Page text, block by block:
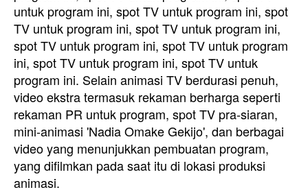
untuk program ini, spot TV untuk program ini, spot
TV untuk program ini, spot TV untuk program ini,
spot TV untuk program ini, spot TV untuk program
ini, spot TV untuk program ini, spot TV untuk
program ini. Selain animasi TV berdurasi penuh,
video ekstra termasuk rekaman berharga seperti
rekaman PR untuk program, spot TV pra-siaran,
mini-animasi 'Nadia Omake Gekijo', dan berbagai
video yang menunjukkan pembuatan program,
yang difilmkan pada saat itu di lokasi produksi
animasi.